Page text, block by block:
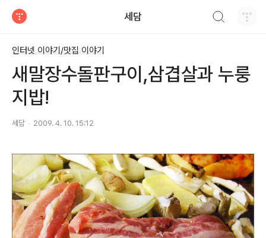
세담
인터넷 이야기/맛집 이야기
새말장수돌판구이,삼겹살과 누룽
지밥!
세담 2009. 4. 10. 15:12